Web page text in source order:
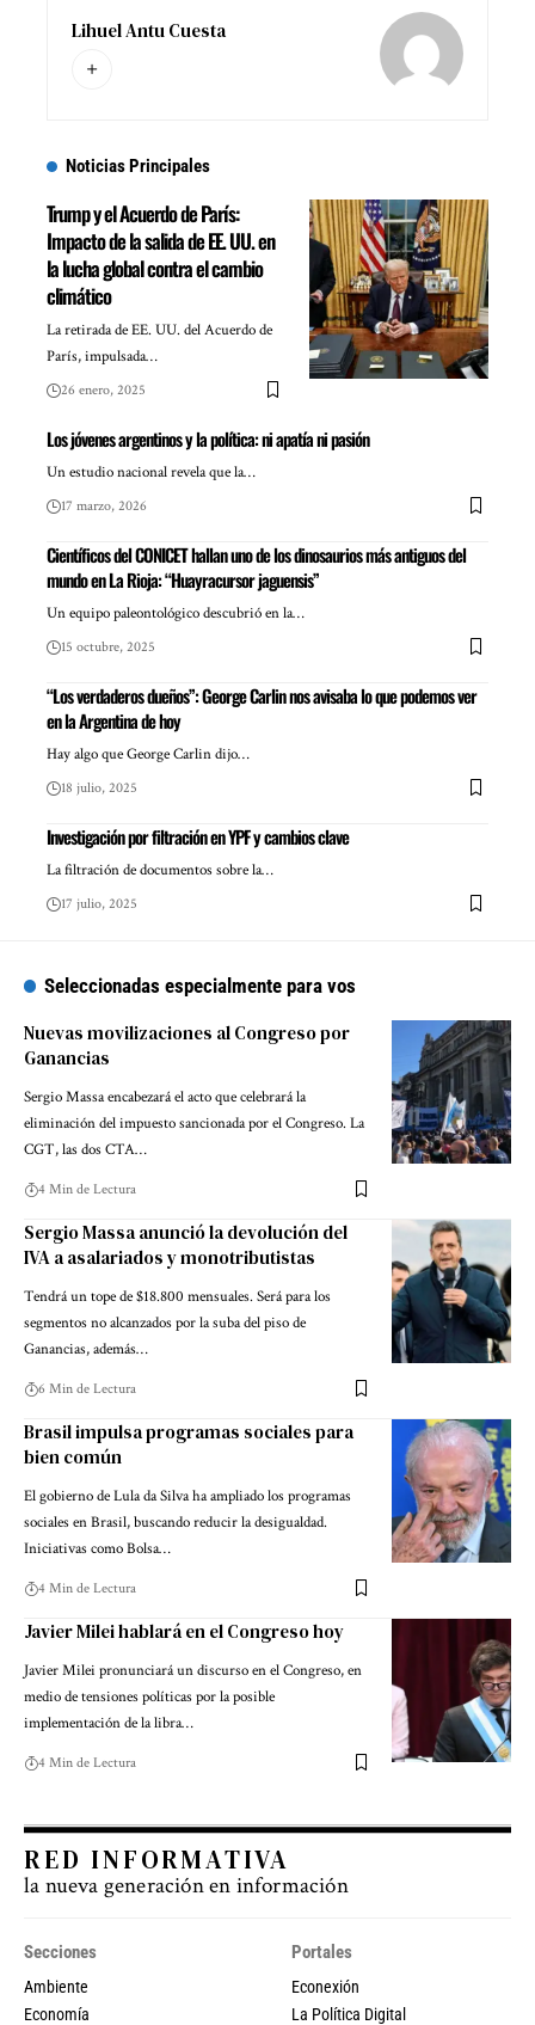
Lihuel Antu Cuesta
Noticias Principales
Trump y el Acuerdo de París:
Impacto de la salida de EE. UU. en
la lucha global contra el cambio
climático
La retirada de EE. UU. del Acuerdo de
París, impulsada…
26 enero, 2025
Los jóvenes argentinos y la política: ni apatía ni pasión
Un estudio nacional revela que la…
17 marzo, 2026
Científicos del CONICET hallan uno de los dinosaurios más antiguos del
mundo en La Rioja: “Huayracursor jaguensis”
Un equipo paleontológico descubrió en la…
15 octubre, 2025
“Los verdaderos dueños”: George Carlin nos avisaba lo que podemos ver
en la Argentina de hoy
Hay algo que George Carlin dijo…
18 julio, 2025
Investigación por filtración en YPF y cambios clave
La filtración de documentos sobre la…
17 julio, 2025
Seleccionadas especialmente para vos
Nuevas movilizaciones al Congreso por
Ganancias
Sergio Massa encabezará el acto que celebrará la
eliminación del impuesto sancionada por el Congreso. La
CGT, las dos CTA…
4 Min de Lectura
Sergio Massa anunció la devolución del
IVA a asalariados y monotributistas
Tendrá un tope de $18.800 mensuales. Será para los
segmentos no alcanzados por la suba del piso de
Ganancias, además…
6 Min de Lectura
Brasil impulsa programas sociales para
bien común
El gobierno de Lula da Silva ha ampliado los programas
sociales en Brasil, buscando reducir la desigualdad.
Iniciativas como Bolsa…
4 Min de Lectura
Javier Milei hablará en el Congreso hoy
Javier Milei pronunciará un discurso en el Congreso, en
medio de tensiones políticas por la posible
implementación de la libra…
4 Min de Lectura
RED INFORMATIVA
la nueva generación en información
Secciones
Ambiente
Economía
Portales
Econexión
La Política Digital